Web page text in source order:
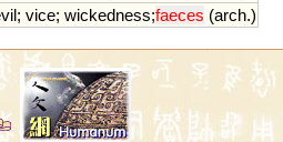
; vice; wickedness;faeces (arch.)